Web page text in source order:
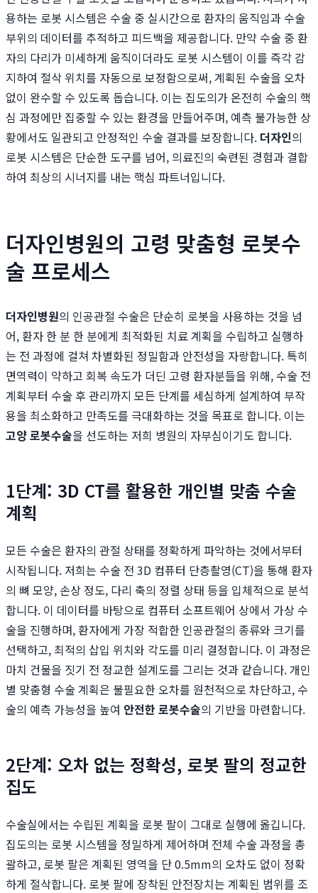
용하는 로봇 시스템은 수술 중 실시간으로 환자의 움직임과 수술
부위의 데이터를 추적하고 피드백을 제공합니다. 만약 수술 중 환
자의 다리가 미세하게 움직이더라도 로봇 시스템이 이를 즉각 감
지하여 절삭 위치를 자동으로 보정함으로써, 계획된 수술을 오차
없이 완수할 수 있도록 돕습니다. 이는 집도의가 온전히 수술의 핵
심 과정에만 집중할 수 있는 환경을 만들어주며, 예측 불가능한 상
황에서도 일관되고 안정적인 수술 결과를 보장합니다. 더자인의
로봇 시스템은 단순한 도구를 넘어, 의료진의 숙련된 경험과 결합
하여 최상의 시너지를 내는 핵심 파트너입니다.
더자인병원의 고령 맞춤형 로봇수
술 프로세스
더자인병원의 인공관절 수술은 단순히 로봇을 사용하는 것을 넘
어, 환자 한 분 한 분에게 최적화된 치료 계획을 수립하고 실행하
는 전 과정에 걸쳐 차별화된 정밀함과 안전성을 자랑합니다. 특히
면역력이 약하고 회복 속도가 더딘 고령 환자분들을 위해, 수술 전
계획부터 수술 후 관리까지 모든 단계를 세심하게 설계하여 부작
용을 최소화하고 만족도를 극대화하는 것을 목표로 합니다. 이는
고양 로봇수술을 선도하는 저희 병원의 자부심이기도 합니다.
1단계: 3D CT를 활용한 개인별 맞춤 수술
계획
모든 수술은 환자의 관절 상태를 정확하게 파악하는 것에서부터
시작됩니다. 저희는 수술 전 3D 컴퓨터 단층촬영(CT)을 통해 환자
의 뼈 모양, 손상 정도, 다리 축의 정렬 상태 등을 입체적으로 분석
합니다. 이 데이터를 바탕으로 컴퓨터 소프트웨어 상에서 가상 수
술을 진행하며, 환자에게 가장 적합한 인공관절의 종류와 크기를
선택하고, 최적의 삽입 위치와 각도를 미리 결정합니다. 이 과정은
마치 건물을 짓기 전 정교한 설계도를 그리는 것과 같습니다. 개인
별 맞춤형 수술 계획은 불필요한 오차를 원천적으로 차단하고, 수
술의 예측 가능성을 높여 안전한 로봇수술의 기반을 마련합니다.
2단계: 오차 없는 정확성, 로봇 팔의 정교한
집도
수술실에서는 수립된 계획을 로봇 팔이 그대로 실행에 옮깁니다.
집도의는 로봇 시스템을 정밀하게 제어하며 전체 수술 과정을 총
괄하고, 로봇 팔은 계획된 영역을 단 0.5mm의 오차도 없이 정확
하게 절삭합니다. 로봇 팔에 장착된 안전장치는 계획된 범위를 조